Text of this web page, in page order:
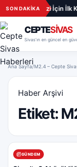
İçeriğe geç
SON DAKİKA
Sağlığı Merkezi İçin İlk
CEPTESİVAS
Ana Sayfa/M2.4 – Cepte
Haber Arşivi
Etiket:
GÜNDEM